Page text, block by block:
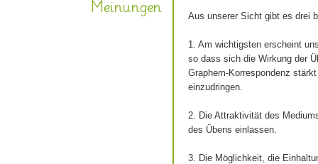
Aus unserer Sicht gibt es drei
1. Am wichtigsten erscheint
so dass sich die Wirkung der
Graphem-Korrespondenz
einzudringen.
2. Die Attraktivität des
des Übens einlassen.
3. Die Möglichkeit, die
Meinungen